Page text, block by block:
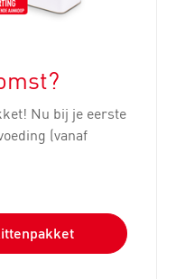
Nu bij je eerste
(vanaf